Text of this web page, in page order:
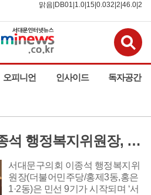
맑음|DB01|1.0|15|0.032|2|46.0|2
오피니언 인사이드 독자공간
서대문구의회 이종석 행정복지위원장, 제자리 찾은‘서대문 독립 민주 축제’환영 뜻 밝혀
서대문구의회 이종석 행정복지위
원장(더불어민주당/홍제3동,홍은
1·2동)은 민선 9기가 시작되며 ‘서